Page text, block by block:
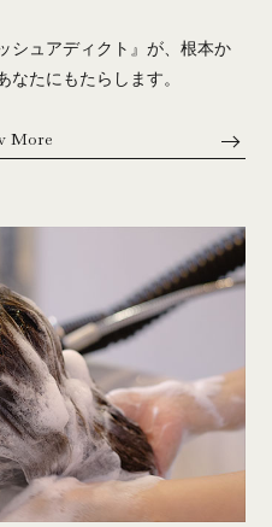
シュアディクト』が、根本か
なたにもたらします。
More